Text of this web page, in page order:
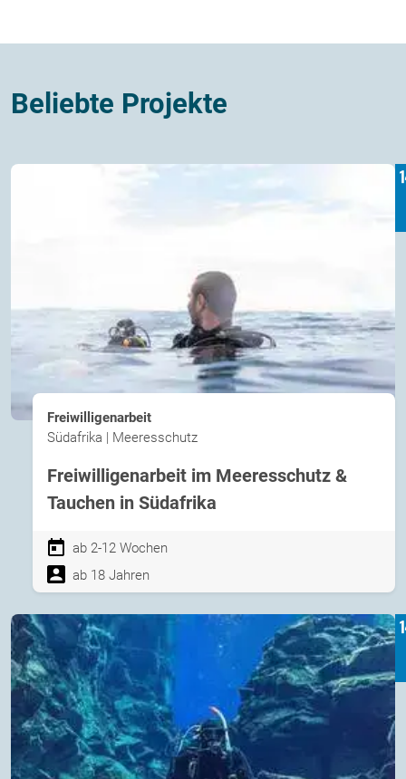
Beliebte Projekte
Freiwilligenarbeit
Südafrika | Meeresschutz
Freiwilligenarbeit im Meeresschutz &
Tauchen in Südafrika
ab 2-12 Wochen
ab 18 Jahren